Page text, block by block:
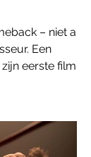
– niet als
Een
eerste film